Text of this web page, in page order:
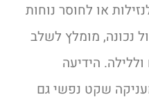
או לחוסר נוחות
נכונה, מומלץ לשלב
הידיעה
שקט נפשי גם